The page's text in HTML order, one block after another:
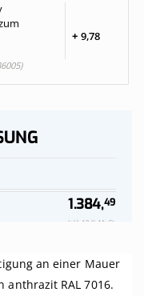
+ 9,78
1.384,49
Inkl. 19 % MwSt.
an einer Mauer
RAL 7016.